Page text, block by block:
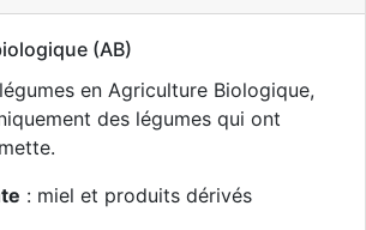
(AB)
en Agriculture Biologique,
des légumes qui ont
: miel et produits dérivés